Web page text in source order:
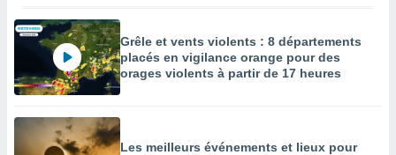
Grêle et vents violents : 8 départements
placés en vigilance orange pour des
orages violents à partir de 17 heures
Les meilleurs événements et lieux pour